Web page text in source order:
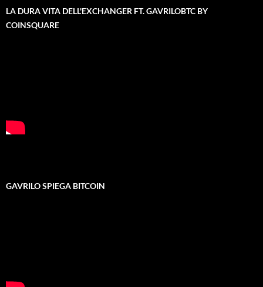
LA DURA VITA DELL'EXCHANGER FT. GAVRILOBTC BY
COINSQUARE
GAVRILO SPIEGA BITCOIN